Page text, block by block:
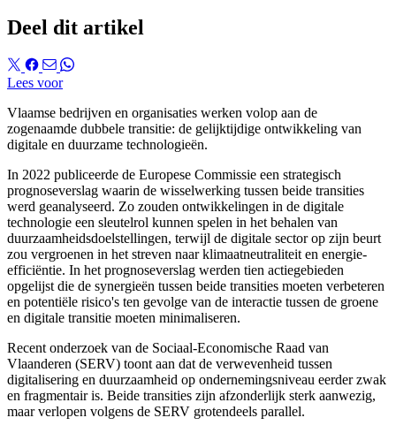
Deel dit artikel
Lees voor
Vlaamse bedrijven en organisaties werken volop aan de
zogenaamde dubbele transitie: de gelijktijdige ontwikkeling van
digitale en duurzame technologieën.
In 2022 publiceerde de Europese Commissie een strategisch
prognoseverslag waarin de wisselwerking tussen beide transities
werd geanalyseerd. Zo zouden ontwikkelingen in de digitale
technologie een sleutelrol kunnen spelen in het behalen van
duurzaamheidsdoelstellingen, terwijl de digitale sector op zijn beurt
zou vergroenen in het streven naar klimaatneutraliteit en energie-
efficiëntie. In het prognoseverslag werden tien actiegebieden
opgelijst die de synergieën tussen beide transities moeten verbeteren
en potentiële risico's ten gevolge van de interactie tussen de groene
en digitale transitie moeten minimaliseren.
Recent onderzoek van de Sociaal-Economische Raad van
Vlaanderen (SERV) toont aan dat de verwevenheid tussen
digitalisering en duurzaamheid op ondernemingsniveau eerder zwak
en fragmentair is. Beide transities zijn afzonderlijk sterk aanwezig,
maar verlopen volgens de SERV grotendeels parallel.